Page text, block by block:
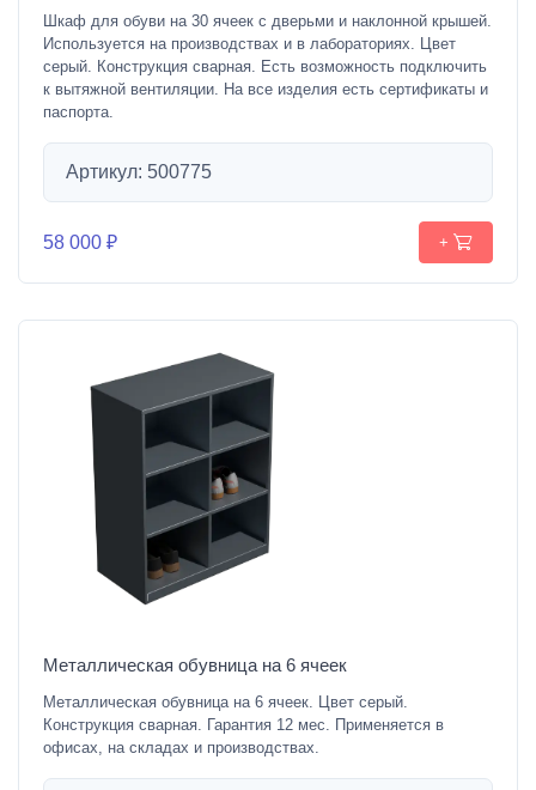
Шкаф для обуви на 30 ячеек с дверьми и наклонной крышей.
Используется на производствах и в лабораториях. Цвет
серый. Конструкция сварная. Есть возможность подключить
к вытяжной вентиляции. На все изделия есть сертификаты и
паспорта.
Артикул: 500775
58 000 ₽ +
Металлическая обувница на 6 ячеек
Металлическая обувница на 6 ячеек. Цвет серый.
Конструкция сварная. Гарантия 12 мес. Применяется в
офисах, на складах и производствах.